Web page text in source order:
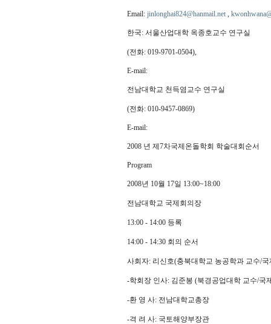
Email: jinlonghai824@hanmail.net,
한국: 서울산업대학 옥종호교수 연구실
(전화: 019-9701-0504),
E-mail:
전남대학교 천득염교수 연구실
(전화: 010-9457-0869)
E-mail:
2008 년 제7차국제온돌학회 학술대회순서
Program
2008년 10월 17일 13:00~18:00
전남대학교 국제회의장
13:00 - 14:00 등록
14:00 - 14:30 회의 순서
사회자: 리신호(충북대학교 농공학과 교수/
-학회장 인사: 김준봉 (북경공업대학 교수/국
-환 영 사: 전남대학교총장
-격 려 사: 국토해양부장관